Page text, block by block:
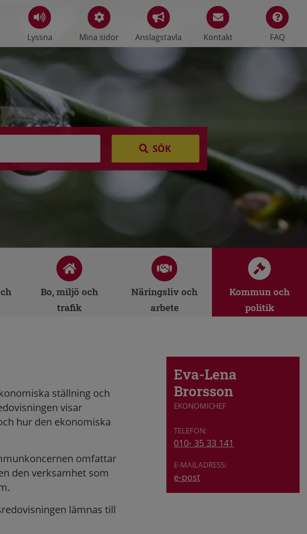
Lyssna Mina sidor Anslagstavla Kontakt FAQ
SÖK
Bo, miljö och
trafik
Näringsliv och
arbete
Kommun och
politik
ställning och
visar
hur den ekonomiska
omfattar
den verksamhet som
lämnas till
Eva-Lena
Brorsson
EKONOMICHEF
010- 35 33 141
e-post